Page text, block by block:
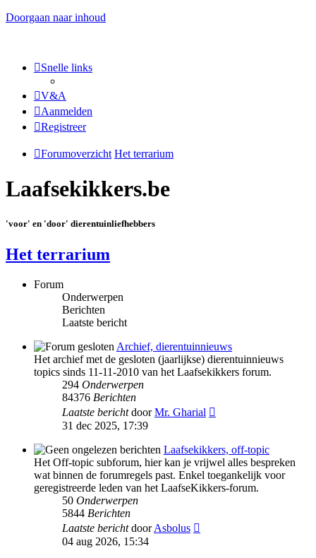
Doorgaan naar inhoud
Snelle links
V&A
Aanmelden
Registreer
Forumoverzicht Het terrarium
Laafsekikkers.be
'voor' en 'door' dierentuinliefhebbers
Het terrarium
Forum
Onderwerpen
Berichten
Laatste bericht
Archief, dierentuinnieuws
Het archief met de gesloten (jaarlijkse) dierentuinnieuws
topics sinds 11-11-2010 van het Laafsekikkers forum.
294 Onderwerpen
84376 Berichten
Laatste berichtdoorMr. Gharial
31 dec 2025, 17:39
Laafsekikkers, off-topic
Het Off-topic subforum, hier kan je vrijwel alles bespreken
wat binnen de forumregels past. Enkel toegankelijk voor
geregistreerde leden van het LaafseKikkers-forum.
50 Onderwerpen
5844 Berichten
Laatste berichtdoorAsbolus
04 aug 2026, 15:34